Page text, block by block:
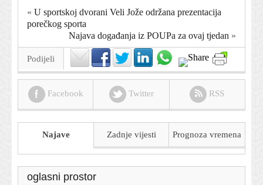
« U sportskoj dvorani Veli Jože održana prezentacija
porečkog sporta
Najava događanja iz POUPa za ovaj tjedan »
Podijeli
Facebook Twitter RSS
Najave Zadnje vijesti Prognoza vremena
oglasni prostor